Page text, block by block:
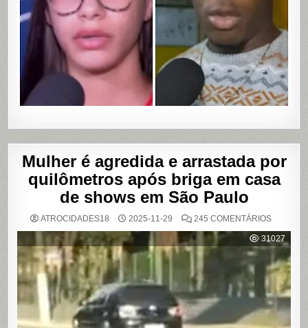
DE
VÍDEOS
ÍNTIMOS
EM
BAHIA
Mulher é agredida e arrastada por
quilômetros após briga em casa
de shows em São Paulo
ATROCIDADES18 2025-11-29 245 COMENTÁRIOSEM
É
E
POR
APÓS
BRIGA
EM
CASA
SHOWS
31027